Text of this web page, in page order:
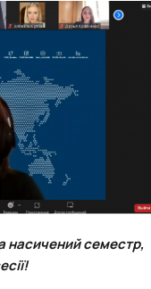
насичений семестр,